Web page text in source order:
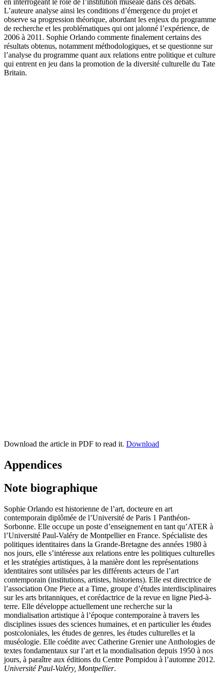
en interrogeant le rôle de l’institution muséale dans ces débats.
L’auteure analyse ainsi les conditions d’émergence du projet et
observe sa progression théorique, abordant les enjeux du programme
de recherche et les problématiques qui ont jalonné l’expérience, de
2006 à 2011. Sophie Orlando commente finalement certains des
résultats obtenus, notamment méthodologiques, et se questionne sur
l’analyse du programme quant aux relations entre politique et culture
qui entrent en jeu dans la promotion de la diversité culturelle du Tate
Britain.
Download the article in PDF to read it. Download
Appendices
Note biographique
Sophie Orlando est historienne de l’art, docteure en art
contemporain diplômée de l’Université de Paris 1 Panthéon-
Sorbonne. Elle occupe un poste d’enseignement en tant qu’ATER à
l’Université Paul-Valéry de Montpellier en France. Spécialiste des
politiques identitaires dans la Grande-Bretagne des années 1980 à
nos jours, elle s’intéresse aux relations entre les politiques culturelles
et les stratégies artistiques, à la manière dont les représentations
identitaires sont utilisées par les différents acteurs de l’art
contemporain (institutions, artistes, historiens). Elle est directrice de
l’association One Piece at a Time, groupe d’études interdisciplinaires
sur les arts britanniques, et corédactrice de la revue en ligne Pied-à-
terre. Elle développe actuellement une recherche sur la
mondialisation artistique à l’époque contemporaine à travers les
disciplines issues des sciences humaines, et en particulier les études
postcoloniales, les études de genres, les études culturelles et la
muséologie. Elle coédite avec Catherine Grenier une Anthologies de
textes fondamentaux sur l’art et la mondialisation depuis 1950 à nos
jours, à paraître aux éditions du Centre Pompidou à l’automne 2012.
Université Paul-Valéry, Montpellier.